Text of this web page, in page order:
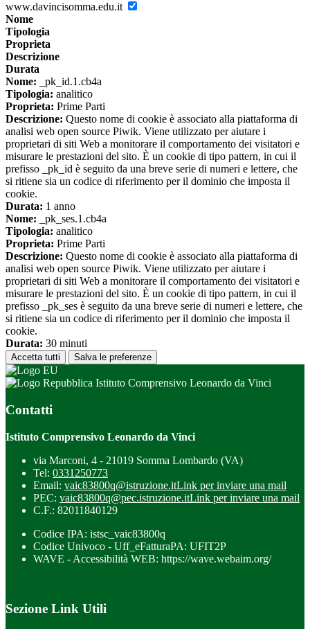
www.davincisomma.edu.it
Nome
Tipologia
Proprieta
Descrizione
Durata
Nome: _pk_id.1.cb4a
Tipologia: analitico
Proprieta: Prime Parti
Descrizione: Questo nome di cookie è associato alla piattaforma di
analisi web open source Piwik. Viene utilizzato per aiutare i
proprietari di siti Web a monitorare il comportamento dei visitatori e
misurare le prestazioni del sito. È un cookie di tipo pattern, in cui il
prefisso _pk_id è seguito da una breve serie di numeri e lettere, che
si ritiene sia un codice di riferimento per il dominio che imposta il
cookie.
Durata: 1 anno
Nome: _pk_ses.1.cb4a
Tipologia: analitico
Proprieta: Prime Parti
Descrizione: Questo nome di cookie è associato alla piattaforma di
analisi web open source Piwik. Viene utilizzato per aiutare i
proprietari di siti Web a monitorare il comportamento dei visitatori e
misurare le prestazioni del sito. È un cookie di tipo pattern, in cui il
prefisso _pk_ses è seguito da una breve serie di numeri e lettere, che
si ritiene sia un codice di riferimento per il dominio che imposta il
cookie.
Durata: 30 minuti
Accetta tutti Salva le preferenze
Istituto Comprensivo Leonardo da Vinci
Contatti
Istituto Comprensivo Leonardo da Vinci
via Marconi, 4 - 21019 Somma Lombardo (VA)
Tel: 0331250773
Email: vaic83800q@istruzione.itLink per inviare una mail
PEC: vaic83800q@pec.istruzione.itLink per inviare una mail
C.F.: 82011840129
Codice IPA: istsc_vaic83800q
Codice Univoco - Uff_eFatturaPA: UFIT2P
WAVE - Accessibilità WEB: https://wave.webaim.org/
Sezione Link Utili